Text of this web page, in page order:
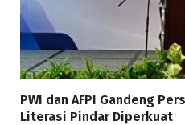
PWI dan AFPI Gandeng
Literasi Pindar Diperkuat